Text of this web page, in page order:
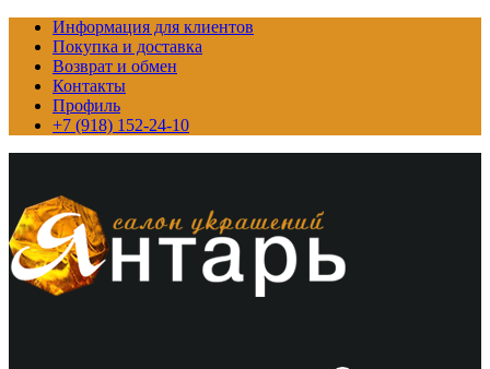
Информация для клиентов
Покупка и доставка
Возврат и обмен
Контакты
Профиль
+7 (918) 152-24-10